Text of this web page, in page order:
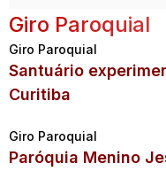
Giro Paroquial
Giro Paroquial
Santuário
Curitiba
Giro Paroquial
Paróquia Menino